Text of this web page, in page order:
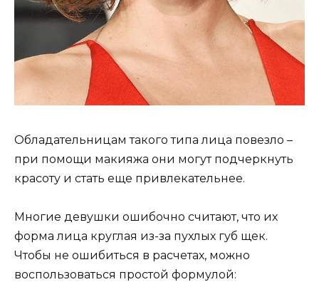
Обладательницам такого типа лица повезло –
при помощи макияжа они могут подчеркнуть
красоту и стать еще привлекательнее.
Многие девушки ошибочно считают, что их
форма лица круглая из-за пухлых губ щек.
Чтобы не ошибиться в расчетах, можно
воспользоваться простой формулой: